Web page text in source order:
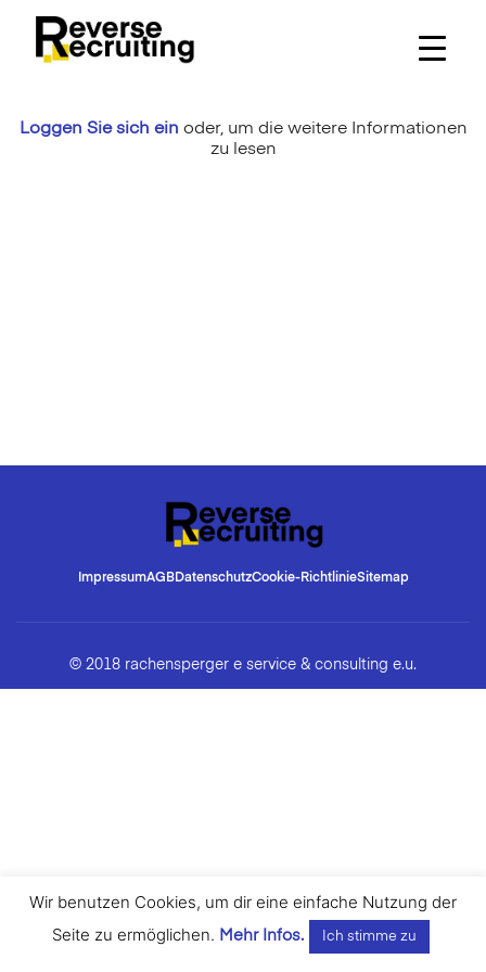
content
Loggen Sie sich ein oder, um die weitere Informationen
zu lesen
ImpressumAGBDatenschutzCookie-RichtlinieSitemap
© 2018 rachensperger e service & consulting e.u.
Wir benutzen Cookies, um dir eine einfache Nutzung der
Seite zu ermöglichen. Mehr Infos. Ich stimme zu